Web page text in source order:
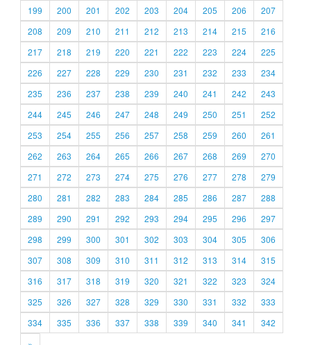
199
200 201 202 203 204 205 206
207
208
209 210 211 212 213 214 215
216
217
218 219 220 221 222 223 224
225
226
227 228 229 230 231 232 233
234
235
236 237 238 239 240 241 242
243
244
245 246 247 248 249 250 251
252
253
254 255 256 257 258 259 260
261
262
263 264 265 266 267 268 269
270
271
272 273 274 275 276 277 278
279
280
281 282 283 284 285 286 287
288
289
290 291 292 293 294 295 296
297
298
299 300 301 302 303 304 305
306
307
308 309 310 311 312 313 314
315
316
317 318 319 320 321 322 323
324
325
326 327 328 329 330 331 332
333
334
335 336 337 338 339 340 341
342